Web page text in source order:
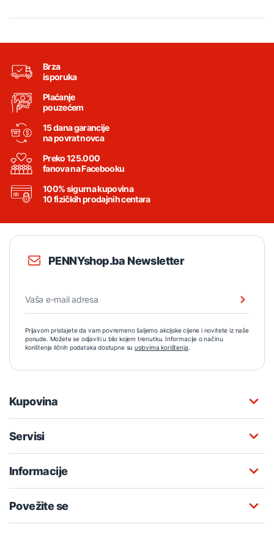
Brza
isporuka
Plaćanje
pouzećem
15 dana garancije
na povrat novca
Preko 125.000
fanova na Facebooku
100% sigurna kupovina
10 fizičkih prodajnih centara
PENNYshop.ba Newsletter
Prijavom pristajete da vam povremeno šaljemo akcijske cijene i novitete iz naše
ponude. Možete se odjaviti u bilo kojem trenutku. Informacije o načinu
korištenja ličnih podataka dostupne su uslovima korištenja.
Kupovina
Servisi
Informacije
Povežite se